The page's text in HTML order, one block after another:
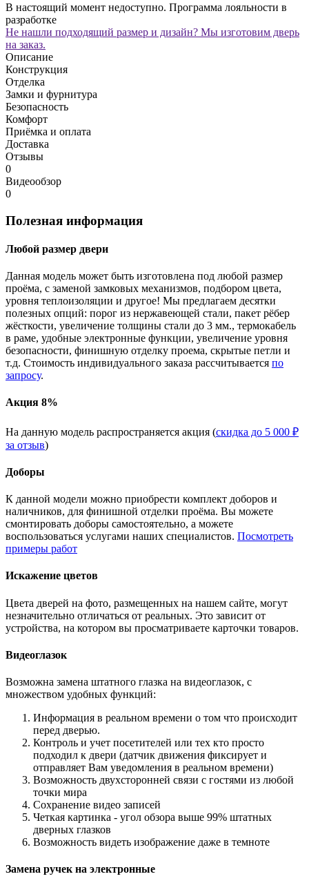
В настоящий момент недоступно. Программа лояльности в
разработке
Не нашли подходящий размер и дизайн? Мы изготовим дверь
на заказ.
Описание
Конструкция
Отделка
Замки и фурнитура
Безопасность
Комфорт
Приёмка и оплата
Доставка
Отзывы
0
Видеообзор
0
Полезная информация
Любой размер двери
Данная модель может быть изготовлена под любой размер
проёма, с заменой замковых механизмов, подбором цвета,
уровня теплоизоляции и другое! Мы предлагаем десятки
полезных опций: порог из нержавеющей стали, пакет рёбер
жёсткости, увеличение толщины стали до 3 мм., термокабель
в раме, удобные электронные функции, увеличение уровня
безопасности, финишную отделку проема, скрытые петли и
т.д. Стоимость индивидуального заказа рассчитывается по
запросу.
Акция 8%
На данную модель распространяется акция (скидка до 5 000 ₽
за отзыв)
Доборы
К данной модели можно приобрести комплект доборов и
наличников, для финишной отделки проёма. Вы можете
смонтировать доборы самостоятельно, а можете
воспользоваться услугами наших специалистов. Посмотреть
примеры работ
Искажение цветов
Цвета дверей на фото, размещенных на нашем сайте, могут
незначительно отличаться от реальных. Это зависит от
устройства, на котором вы просматриваете карточки товаров.
Видеоглазок
Возможна замена штатного глазка на видеоглазок, с
множеством удобных функций:
Информация в реальном времени о том что происходит
перед дверью.
Контроль и учет посетителей или тех кто просто
подходил к двери (датчик движения фиксирует и
отправляет Вам уведомления в реальном времени)
Возможность двухсторонней связи с гостями из любой
точки мира
Сохранение видео записей
Четкая картинка - угол обзора выше 99% штатных
дверных глазков
Возможность видеть изображение даже в темноте
Замена ручек на электронные